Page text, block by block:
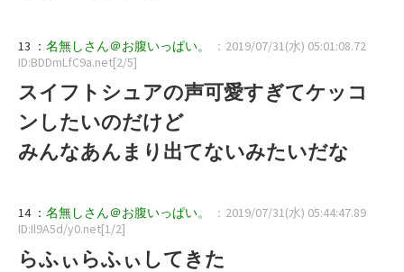
13 ： 名無しさん＠お腹いっぱい。
：2019/07/31(水) 05:01:08.72
ID:BDDmLfC9a.net[2/5]
スイフトシュアの声可愛すぎてケッコ
ンしたいのだけど
みんなあんまり出てないみたいだな
14 ： 名無しさん＠お腹いっぱい。
：2019/07/31(水) 05:44:47.89
ID:Il9A5d/y0.net[1/2]
らふぃらふぃしてきた